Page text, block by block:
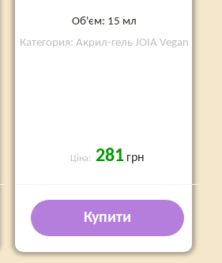
Об'єм: 15 мл
Категория: Акрил-гель JOIA Vegan
Ціна: 281 грн
Купити